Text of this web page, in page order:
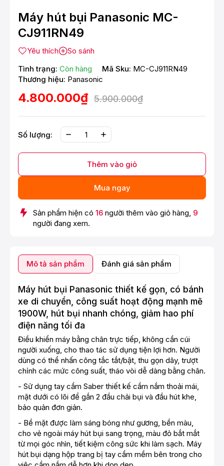
Máy hút bụi Panasonic MC-
CJ911RN49
Yêu thích
So sánh
Tình trạng: Còn hàng Mã Sku: MC-CJ911RN49
Thương hiệu: Panasonic
4.800.000₫ 5.900.000₫
Số lượng:
Thêm vào giỏ
Mua ngay
Sản phẩm hiện có 16 người thêm vào giỏ hàng, 9
người đang xem.
Mô tả sản phẩm Đánh giá sản phẩm
Máy hút bụi Panasonic thiết kế gọn, có bánh
xe di chuyển, công suất hoạt động mạnh mẽ
1900W, hút bụi nhanh chóng, giảm hao phí
điện năng tối đa
Điều khiển máy bằng chân trực tiếp, không cần cúi
người xuống, cho thao tác sử dụng tiện lợi hơn. Người
dùng có thể nhấn công tắc tắt/bật, thu gọn dây, trượt
chỉnh các mức công suất, tháo vòi dễ dàng bằng chân.
- Sử dụng tay cầm Saber thiết kế cầm nắm thoải mái,
mặt dưới có lõi để gắn 2 đầu chải bụi và đầu hút khe,
bảo quản đơn giản.
- Bề mặt được làm sáng bóng như gương, bền màu,
cho vẻ ngoài máy hút bụi sang trọng, màu đỏ bắt mắt
từ mọi góc nhìn, tiết kiệm công sức khi làm sạch. Máy
hút bụi dạng hộp trang bị tay cầm mềm bên trong cho